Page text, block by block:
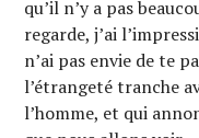
qu’il n’y a pas
regarde, j’ai
n’ai pas envie de te
l’étrangeté tranche
l’homme, et qui